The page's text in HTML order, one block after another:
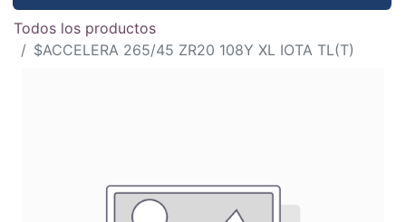
Todos los productos
$ACCELERA 265/45 ZR20 108Y XL IOTA TL(T)